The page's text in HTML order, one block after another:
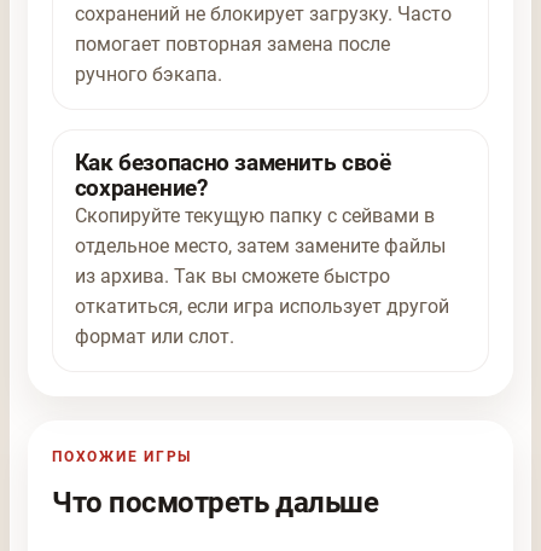
сохранений не блокирует загрузку. Часто
помогает повторная замена после
ручного бэкапа.
Как безопасно заменить своё
сохранение?
Скопируйте текущую папку с сейвами в
отдельное место, затем замените файлы
из архива. Так вы сможете быстро
откатиться, если игра использует другой
формат или слот.
ПОХОЖИЕ ИГРЫ
Что посмотреть дальше